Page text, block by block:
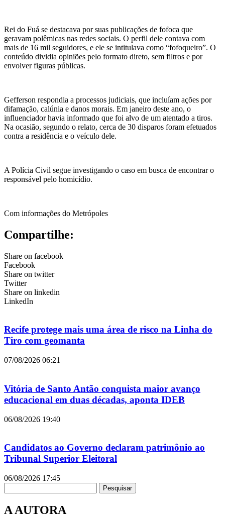
Rei do Fuá se destacava por suas publicações de fofoca que
geravam polêmicas nas redes sociais. O perfil dele contava com
mais de 16 mil seguidores, e ele se intitulava como “fofoqueiro”. O
conteúdo dividia opiniões pelo formato direto, sem filtros e por
envolver figuras públicas.
Gefferson respondia a processos judiciais, que incluíam ações por
difamação, calúnia e danos morais. Em janeiro deste ano, o
influenciador havia informado que foi alvo de um atentado a tiros.
Na ocasião, segundo o relato, cerca de 30 disparos foram efetuados
contra a residência e o veículo dele.
A Polícia Civil segue investigando o caso em busca de encontrar o
responsável pelo homicídio.
Com informações do Metrópoles
Compartilhe:
Share on facebook
Facebook
Share on twitter
Twitter
Share on linkedin
LinkedIn
Recife protege mais uma área de risco na Linha do
Tiro com geomanta
07/08/2026 06:21
Vitória de Santo Antão conquista maior avanço
educacional em duas décadas, aponta IDEB
06/08/2026 19:40
Candidatos ao Governo declaram patrimônio ao
Tribunal Superior Eleitoral
06/08/2026 17:45
Pesquisar
A AUTORA